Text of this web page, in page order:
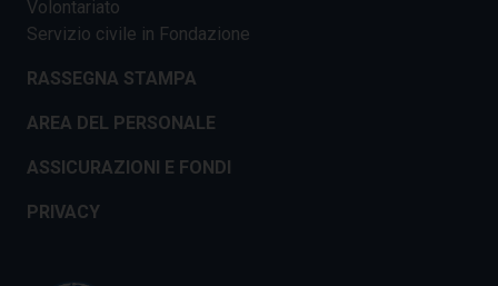
Volontariato
Servizio civile in Fondazione
RASSEGNA STAMPA
AREA DEL PERSONALE
ASSICURAZIONI E FONDI
PRIVACY